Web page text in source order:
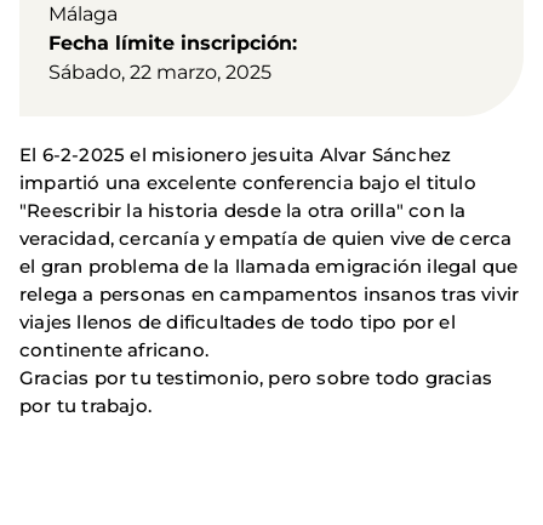
Málaga
Fecha límite inscripción
Sábado, 22 marzo, 2025
El 6-2-2025 el misionero jesuita Alvar Sánchez
impartió una excelente conferencia bajo el titulo
"Reescribir la historia desde la otra orilla" con la
veracidad, cercanía y empatía de quien vive de cerca
el gran problema de la llamada emigración ilegal que
relega a personas en campamentos insanos tras vivir
viajes llenos de dificultades de todo tipo por el
continente africano.
Gracias por tu testimonio, pero sobre todo gracias
por tu trabajo.